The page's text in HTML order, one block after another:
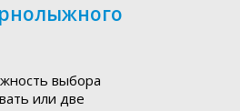
выбора
или две